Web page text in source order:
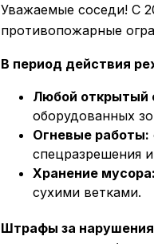
Уважаемые соседи! С
противопожарные
В период действия
Любой открытый
оборудованных
Огневые работы:
спецразрешения
Хранение мусора:
сухими ветками.
Штрафы за